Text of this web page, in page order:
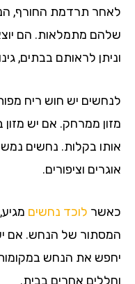
לאחר תרדמת החורף,
שלהם מתמלאות. הם
וניתן לראותם בבתים,
לנחשים יש חוש ריח
מזון ממרחק. אם יש
אותו בקלות. נחשים
אוגרים וציפורים.
כאשר לוכד נחשים
המסתור של הנחש. אם
יחפש את הנחש
וחללים אחרים בבית.